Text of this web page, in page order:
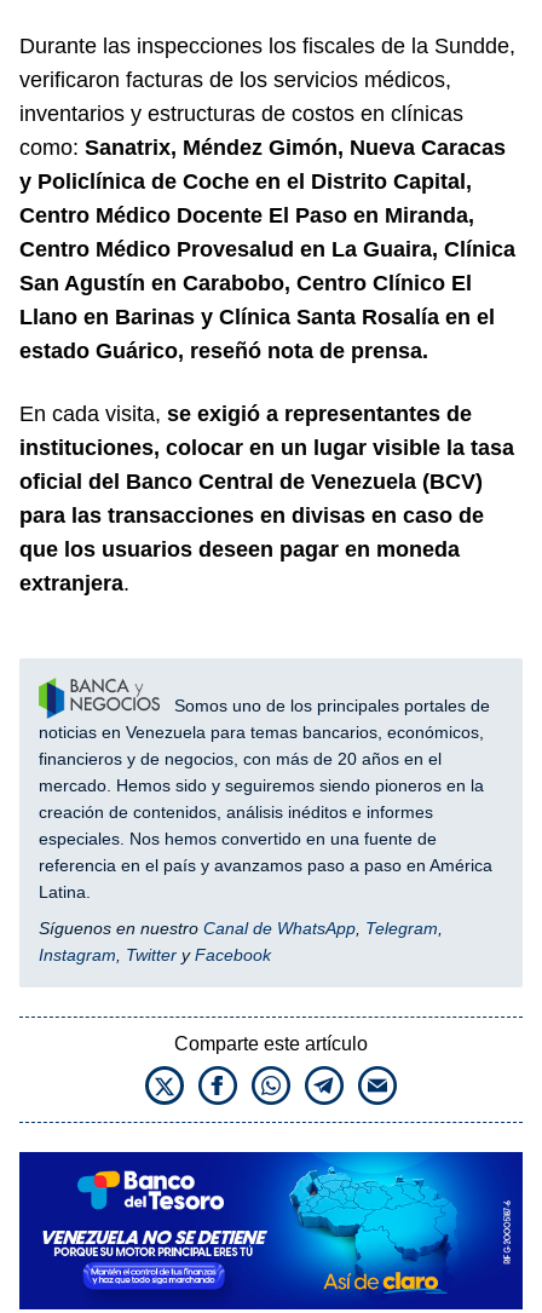
Durante las inspecciones los fiscales de la Sundde,
verificaron facturas de los servicios médicos,
inventarios y estructuras de costos en clínicas
como: Sanatrix, Méndez Gimón, Nueva Caracas
y Policlínica de Coche en el Distrito Capital,
Centro Médico Docente El Paso en Miranda,
Centro Médico Provesalud en La Guaira, Clínica
San Agustín en Carabobo, Centro Clínico El
Llano en Barinas y Clínica Santa Rosalía en el
estado Guárico, reseñó nota de prensa.
En cada visita, se exigió a representantes de
instituciones, colocar en un lugar visible la tasa
oficial del Banco Central de Venezuela (BCV)
para las transacciones en divisas en caso de
que los usuarios deseen pagar en moneda
extranjera.
Somos uno de los principales portales de
noticias en Venezuela para temas bancarios, económicos,
financieros y de negocios, con más de 20 años en el
mercado. Hemos sido y seguiremos siendo pioneros en la
creación de contenidos, análisis inéditos e informes
especiales. Nos hemos convertido en una fuente de
referencia en el país y avanzamos paso a paso en América
Latina.
Síguenos en nuestro Canal de WhatsApp Telegram
Instagram
Twitter yFacebook
Comparte este artículo